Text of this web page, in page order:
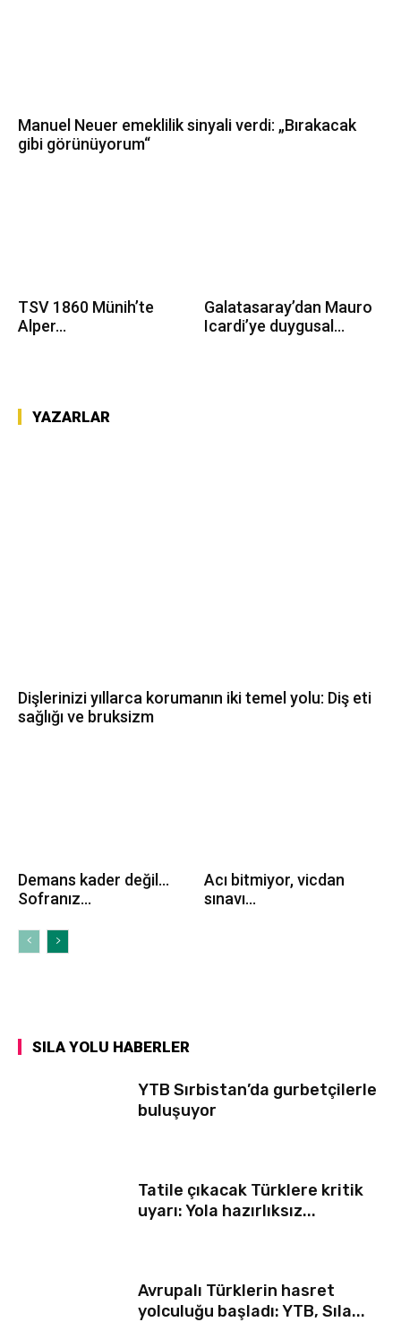
Manuel Neuer emeklilik sinyali verdi: „Bırakacak
gibi görünüyorum“
TSV 1860 Münih’te
Alper...
Galatasaray’dan Mauro
Icardi’ye duygusal...
YAZARLAR
Dişlerinizi yıllarca korumanın iki temel yolu: Diş eti
sağlığı ve bruksizm
Demans kader değil…
Sofranız...
Acı bitmiyor, vicdan
sınavı...
SILA YOLU HABERLER
YTB Sırbistan’da gurbetçilerle
buluşuyor
Tatile çıkacak Türklere kritik
uyarı: Yola hazırlıksız...
Avrupalı Türklerin hasret
yolculuğu başladı: YTB, Sıla...